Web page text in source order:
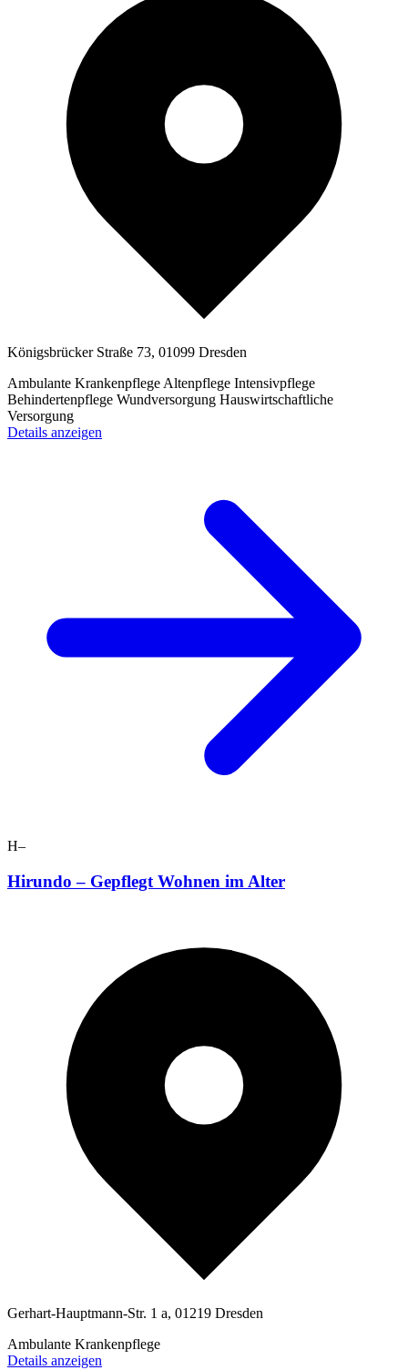
Königsbrücker Straße 73, 01099 Dresden
Ambulante Krankenpflege Altenpflege Intensivpflege
Behindertenpflege Wundversorgung Hauswirtschaftliche
Versorgung
Details anzeigen
H–
Hirundo – Gepflegt Wohnen im Alter
Gerhart-Hauptmann-Str. 1 a, 01219 Dresden
Ambulante Krankenpflege
Details anzeigen